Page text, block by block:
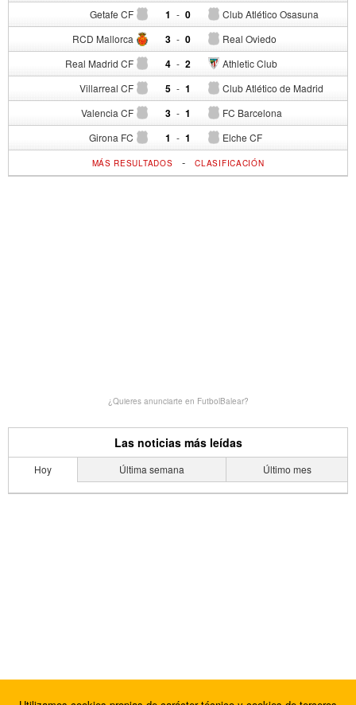
Getafe CF 1 - Club Atlético Osasuna
0
RCD Mallorca 3 - Real Oviedo
0
Real Madrid CF 4 - Athletic Club
2
Villarreal CF 5 - Club Atlético de Madrid
1
Valencia CF 3 - FC Barcelona
1
Girona FC 1 - Elche CF
1
MÁS RESULTADOS -CLASIFICACIÓN
¿Quieres anunciarte en FutbolBalear?
Las noticias más leídas
Hoy Última semana Último mes